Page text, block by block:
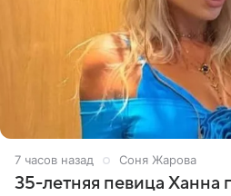
7 часов назад Соня Жарова
35-летняя певица Ханна